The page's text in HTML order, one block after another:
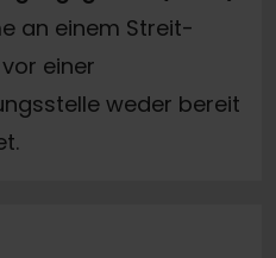
an einem Streit-
einer
weder bereit